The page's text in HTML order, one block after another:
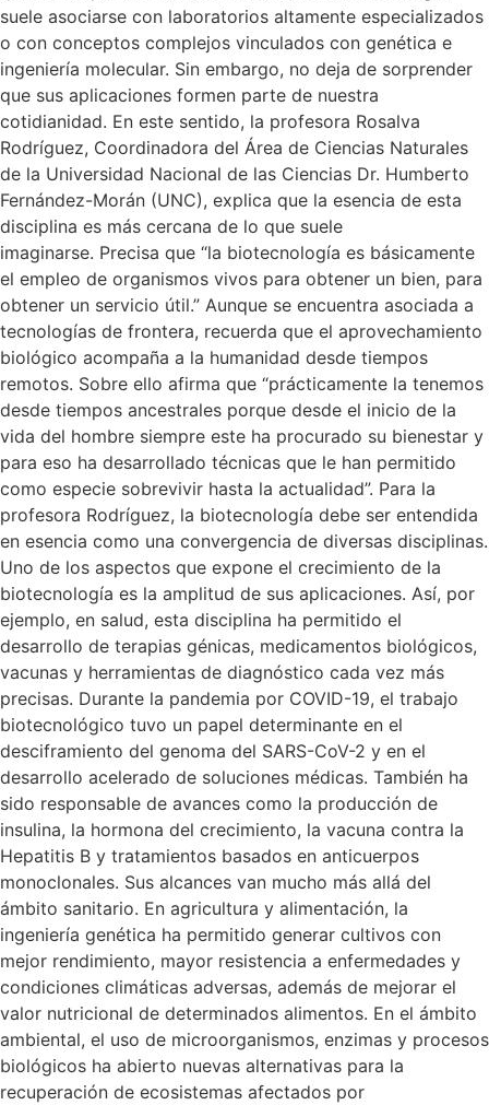
suele asociarse con laboratorios altamente especializados
o con conceptos complejos vinculados con genética e
ingeniería molecular. Sin embargo, no deja de sorprender
que sus aplicaciones formen parte de nuestra
cotidianidad. En este sentido, la profesora Rosalva
Rodríguez, Coordinadora del Área de Ciencias Naturales
de la Universidad Nacional de las Ciencias Dr. Humberto
Fernández-Morán (UNC), explica que la esencia de esta
disciplina es más cercana de lo que suele
imaginarse. Precisa que “la biotecnología es básicamente
el empleo de organismos vivos para obtener un bien, para
obtener un servicio útil.” Aunque se encuentra asociada a
tecnologías de frontera, recuerda que el aprovechamiento
biológico acompaña a la humanidad desde tiempos
remotos. Sobre ello afirma que “prácticamente la tenemos
desde tiempos ancestrales porque desde el inicio de la
vida del hombre siempre este ha procurado su bienestar y
para eso ha desarrollado técnicas que le han permitido
como especie sobrevivir hasta la actualidad”. Para la
profesora Rodríguez, la biotecnología debe ser entendida
en esencia como una convergencia de diversas disciplinas.
Uno de los aspectos que expone el crecimiento de la
biotecnología es la amplitud de sus aplicaciones. Así, por
ejemplo, en salud, esta disciplina ha permitido el
desarrollo de terapias génicas, medicamentos biológicos,
vacunas y herramientas de diagnóstico cada vez más
precisas. Durante la pandemia por COVID-19, el trabajo
biotecnológico tuvo un papel determinante en el
desciframiento del genoma del SARS-CoV-2 y en el
desarrollo acelerado de soluciones médicas. También ha
sido responsable de avances como la producción de
insulina, la hormona del crecimiento, la vacuna contra la
Hepatitis B y tratamientos basados en anticuerpos
monoclonales. Sus alcances van mucho más allá del
ámbito sanitario. En agricultura y alimentación, la
ingeniería genética ha permitido generar cultivos con
mejor rendimiento, mayor resistencia a enfermedades y
condiciones climáticas adversas, además de mejorar el
valor nutricional de determinados alimentos. En el ámbito
ambiental, el uso de microorganismos, enzimas y procesos
biológicos ha abierto nuevas alternativas para la
recuperación de ecosistemas afectados por